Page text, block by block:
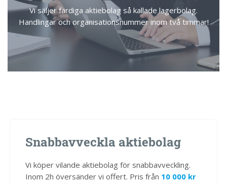
Vi säljer färdiga aktiebolag så kallade lagerbolag.
Handlingar och organisationsnummer inom två timmar!
Snabbavveckla aktiebolag
Vi köper vilande aktiebolag för snabbavveckling.
Inom 2h översänder vi offert. Pris från 10 000 kr